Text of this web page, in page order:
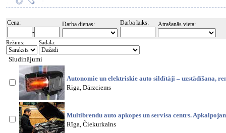
Cena:
-
Darba dienas: Darba laiks: Atrašanās vieta:
Režīms: Sadaļa:
Sludinājumi
Autonomie un elektriskie auto sildītāji – uzstādīšana,
Rīga, Dārzciems
Multibrendu auto apkopes un servisa centrs.
Rīga, Čiekurkalns